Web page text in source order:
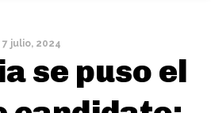
7 julio, 2024
se puso el